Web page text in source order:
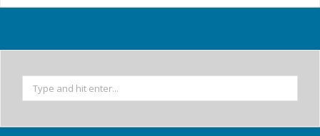
e